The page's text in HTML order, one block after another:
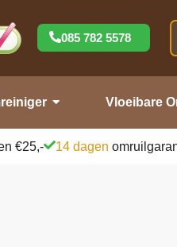
085 782 5578
Vloeibare
€25,- 14 dagen